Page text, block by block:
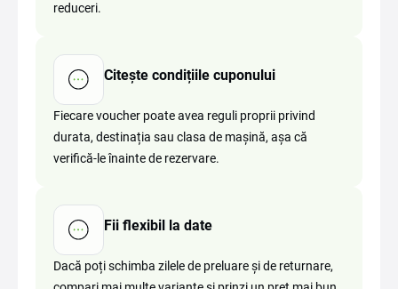
reduceri.
Citește condițiile cuponului
Fiecare voucher poate avea reguli proprii privind
durata, destinația sau clasa de mașină, așa că
verifică-le înainte de rezervare.
Fii flexibil la date
Dacă poți schimba zilele de preluare și de returnare,